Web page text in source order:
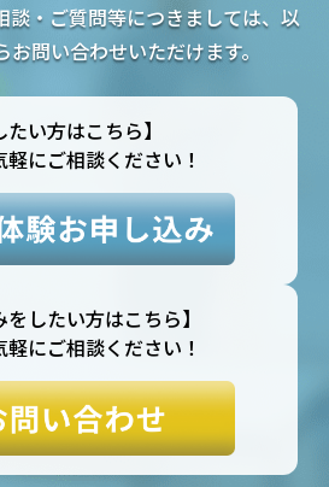
談・ご質問等につきましては、以
問い合わせいただけます。
たい方はこちら】
軽にご相談ください！
をしたい方はこちら】
にご相談ください！